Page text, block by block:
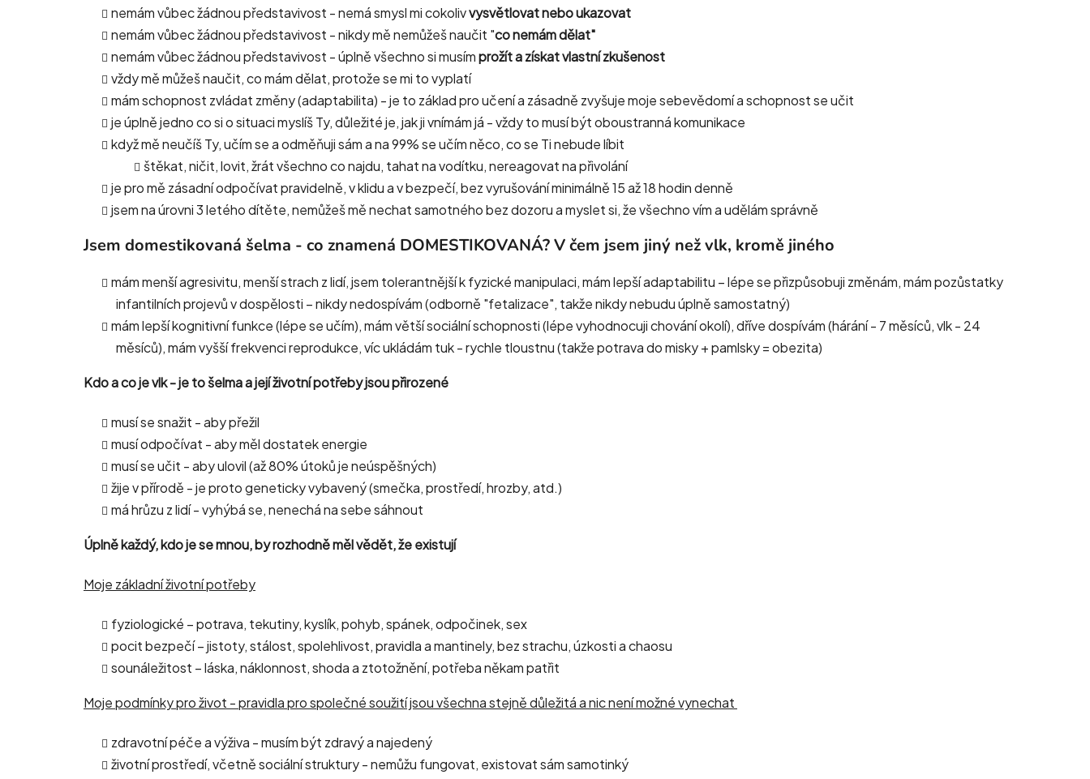
nemám vůbec žádnou představivost - nemá smysl mi cokolivvysvětlovat nebo ukazovat
nemám vůbec žádnou představivost - nikdy mě nemůžeš naučit "co nemám dělat"
nemám vůbec žádnou představivost - úplně všechno si musímprožít a získat vlastní zkušenost
vždy mě můžeš naučit, co mám dělat, protože se mi to vyplatí
mám schopnost zvládat změny (adaptabilita) - je to základ pro učení a zásadně zvyšuje moje sebevědomí a schopnost se učit
je úplně jedno co si o situaci myslíš Ty, důležité je, jak ji vnímám já - vždy to musí být oboustranná komunikace
když mě neučíš Ty, učím se a odměňuji sám a na 99% se učím něco, co se Ti nebude líbit
štěkat, ničit, lovit, žrát všechno co najdu, tahat na vodítku, nereagovat na přivolání
je pro mě zásadní odpočívat pravidelně, v klidu a v bezpečí, bez vyrušování minimálně 15 až 18 hodin denně
jsem na úrovni 3 letého dítěte, nemůžeš mě nechat samotného bez dozoru a myslet si, že všechno vím a udělám správně
Jsem domestikovaná šelma - co znamená DOMESTIKOVANÁ? V čem jsem jiný než vlk, kromě jiného
mám menší agresivitu, menší strach z lidí, jsem tolerantnější k fyzické manipulaci, mám lepší adaptabilitu – lépe se přizpůsobuji změnám, mám pozůstatky
infantilních projevů v dospělosti – nikdy nedospívám (odborně "fetalizace", takže nikdy nebudu úplně samostatný)
mám lepší kognitivní funkce (lépe se učím), mám větší sociální schopnosti (lépe vyhodnocuji chování okolí), dříve dospívám (hárání - 7 měsíců, vlk - 24
měsíců), mám vyšší frekvenci reprodukce, víc ukládám tuk - rychle tloustnu (takže potrava do misky + pamlsky = obezita)
Kdo a co je vlk - je to šelma a její životní potřeby jsou přirozené
musí se snažit - aby přežil
musí odpočívat - aby měl dostatek energie
musí se učit - aby ulovil (až 80% útoků je neúspěšných)
žije v přírodě - je proto geneticky vybavený (smečka, prostředí, hrozby, atd.)
má hrůzu z lidí - vyhýbá se, nenechá na sebe sáhnout
Úplně každý, kdo je se mnou, by rozhodně měl vědět, že existují
Moje základní životní potřeby
fyziologické – potrava, tekutiny, kyslík, pohyb, spánek, odpočinek, sex
pocit bezpečí – jistoty, stálost, spolehlivost, pravidla a mantinely, bez strachu, úzkosti a chaosu
sounáležitost – láska, náklonnost, shoda a ztotožnění, potřeba někam patřit
Moje podmínky pro život - pravidla pro společné soužití jsou všechna stejně důležitá a nic není možné vynechat
zdravotní péče a výživa - musím být zdravý a najedený
životní prostředí, včetně sociální struktury - nemůžu fungovat, existovat sám samotinký